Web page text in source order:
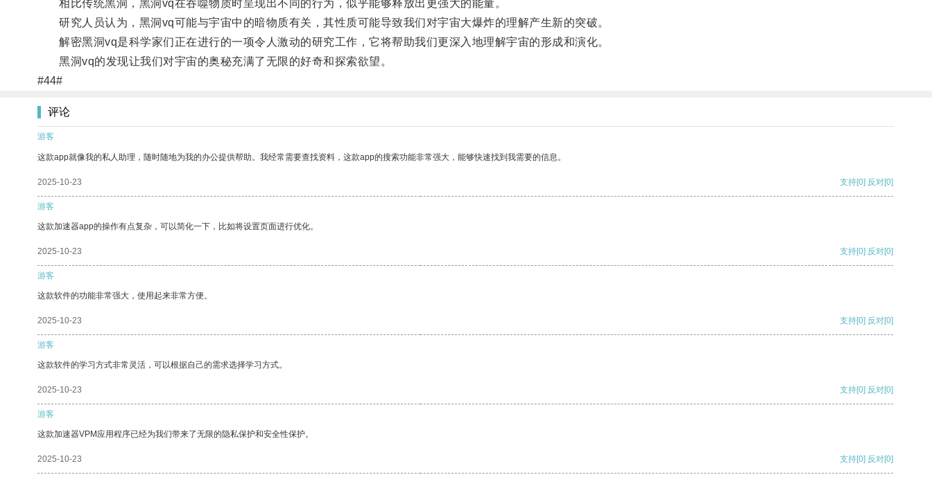
相比传统黑洞，黑洞vq在吞噬物质时呈现出不同的行为，似乎能够释放出更强大的能量。
研究人员认为，黑洞vq可能与宇宙中的暗物质有关，其性质可能导致我们对宇宙大爆炸的理解产生新的突破。
解密黑洞vq是科学家们正在进行的一项令人激动的研究工作，它将帮助我们更深入地理解宇宙的形成和演化。
黑洞vq的发现让我们对宇宙的奥秘充满了无限的好奇和探索欲望。
#44#
评论
游客
这款app就像我的私人助理，随时随地为我的办公提供帮助。我经常需要查找资料，这款app的搜索功能非常强大，能够快速找到我需要的信息。
2025-10-23 支持[0] 反对[0]
游客
这款加速器app的操作有点复杂，可以简化一下，比如将设置页面进行优化。
2025-10-23 支持[0] 反对[0]
游客
这款软件的功能非常强大，使用起来非常方便。
2025-10-23 支持[0] 反对[0]
游客
这款软件的学习方式非常灵活，可以根据自己的需求选择学习方式。
2025-10-23 支持[0] 反对[0]
游客
这款加速器VPM应用程序已经为我们带来了无限的隐私保护和安全性保护。
2025-10-23 支持[0] 反对[0]